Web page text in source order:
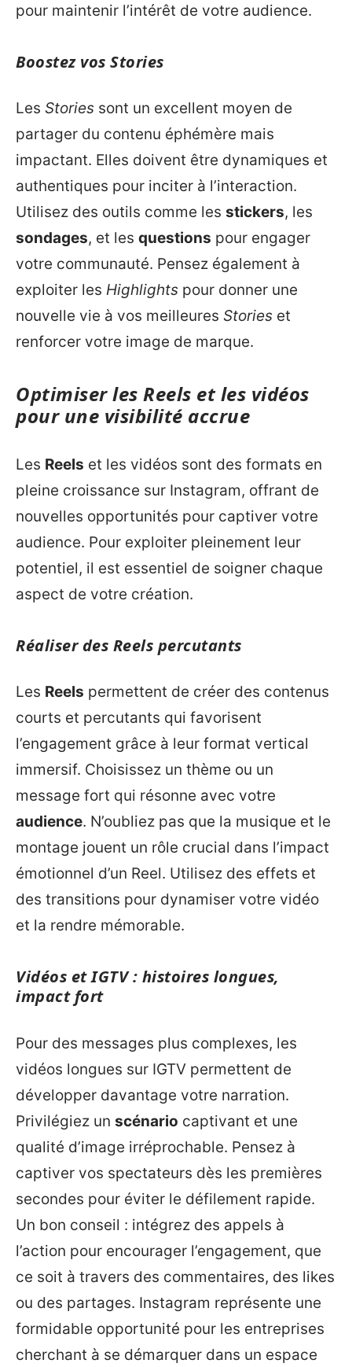
pour maintenir l’intérêt de votre audience.
Boostez vos Stories
Les Stories sont un excellent moyen de
partager du contenu éphémère mais
impactant. Elles doivent être dynamiques et
authentiques pour inciter à l’interaction.
Utilisez des outils comme les stickers, les
sondages, et les questions pour engager
votre communauté. Pensez également à
exploiter les Highlights pour donner une
nouvelle vie à vos meilleures Stories et
renforcer votre image de marque.
Optimiser les Reels et les vidéos
pour une visibilité accrue
Les Reels et les vidéos sont des formats en
pleine croissance sur Instagram, offrant de
nouvelles opportunités pour captiver votre
audience. Pour exploiter pleinement leur
potentiel, il est essentiel de soigner chaque
aspect de votre création.
Réaliser des Reels percutants
Les Reels permettent de créer des contenus
courts et percutants qui favorisent
l’engagement grâce à leur format vertical
immersif. Choisissez un thème ou un
message fort qui résonne avec votre
audience. N’oubliez pas que la musique et le
montage jouent un rôle crucial dans l’impact
émotionnel d’un Reel. Utilisez des effets et
des transitions pour dynamiser votre vidéo
et la rendre mémorable.
Vidéos et IGTV : histoires longues,
impact fort
Pour des messages plus complexes, les
vidéos longues sur IGTV permettent de
développer davantage votre narration.
Privilégiez un scénario captivant et une
qualité d’image irréprochable. Pensez à
captiver vos spectateurs dès les premières
secondes pour éviter le défilement rapide.
Un bon conseil : intégrez des appels à
l’action pour encourager l’engagement, que
ce soit à travers des commentaires, des likes
ou des partages. Instagram représente une
formidable opportunité pour les entreprises
cherchant à se démarquer dans un espace